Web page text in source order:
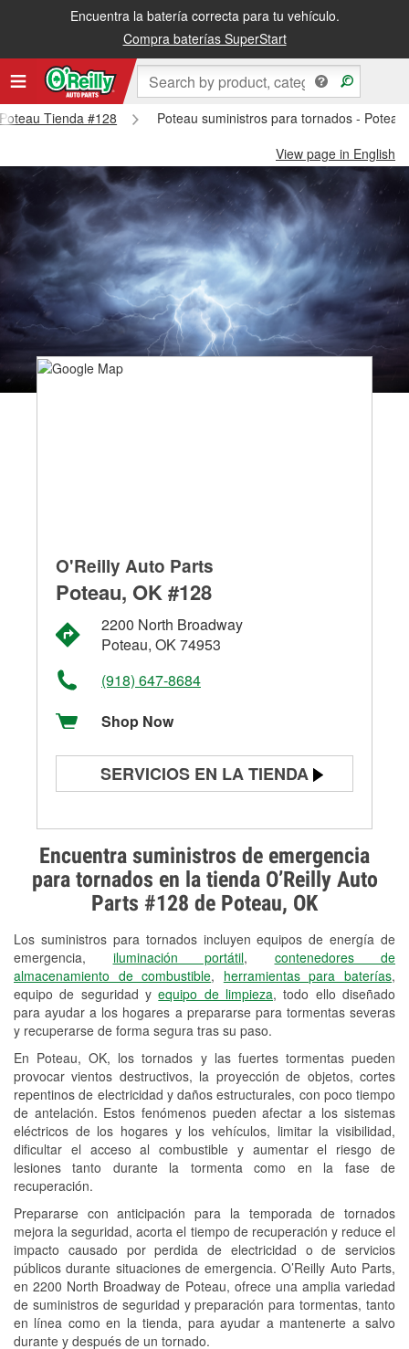
Encuentra la batería correcta para tu vehículo.
Compra baterías SuperStart
Tienda #128
Poteau suministros para tornados -
View page in English
Encuentra suministros de emergencia
para tornados en la tienda O’Reilly Auto
Parts #128 de Poteau, OK
Los suministros para tornados incluyen equipos de energía de
emergencia, iluminación portátil, contenedores de
almacenamiento de combustible, herramientas para baterías,
equipo de seguridad yequipo de limpieza, todo ello diseñado
para ayudar a los hogares a prepararse para tormentas severas
y recuperarse de forma segura tras su paso.
En Poteau, OK, los tornados y las fuertes tormentas pueden
provocar vientos destructivos, la proyección de objetos, cortes
repentinos de electricidad y daños estructurales, con poco tiempo
de antelación. Estos fenómenos pueden afectar a los sistemas
eléctricos de los hogares y los vehículos, limitar la visibilidad,
dificultar el acceso al combustible y aumentar el riesgo de
lesiones tanto durante la tormenta como en la fase de
recuperación.
Prepararse con anticipación para la temporada de tornados
mejora la seguridad, acorta el tiempo de recuperación y reduce el
impacto causado por perdida de electricidad o de servicios
públicos durante situaciones de emergencia. O’Reilly Auto Parts,
en 2200 North Broadway de Poteau, ofrece una amplia variedad
de suministros de seguridad y preparación para tormentas, tanto
en línea como en la tienda, para ayudar a mantenerte a salvo
durante y después de un tornado.
O'Reilly Auto Parts
Poteau, OK #128
2200 North Broadway
Poteau, OK 74953
(918) 647-8684
Shop Now
SERVICIOS EN LA TIENDA
Prueba de alternadores y
arrancadores
Revisión de la luz "Check Engine"
Reciclaje de baterías y aceite
Instalación de bombillas de faros
Instalación de limpiaparabrisas
Herramientas
Mezcla de pinturas
Rectificación de tambores y discos de
freno
Snowstorm Supplies
Tornado Supplies
Conoce más